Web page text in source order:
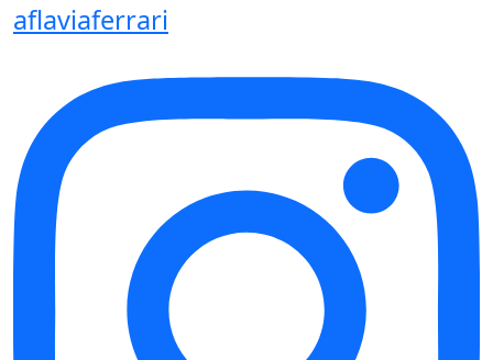
aflaviaferrari